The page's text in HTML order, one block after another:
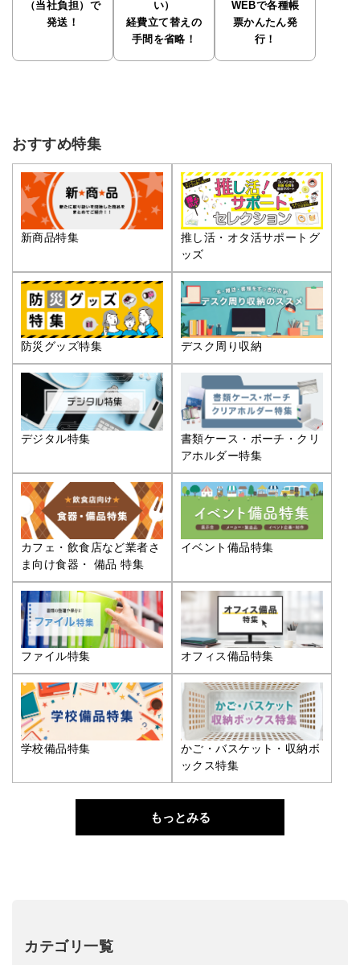
（当社負担）で
発送！
い）
経費立て替えの
手間を省略！
WEBで各種帳
票かんたん発
行！
おすすめ特集
新商品特集
推し活・オタ活サポートグ
ッズ
防災グッズ特集 デスク周り収納
デジタル特集
書類ケース・ポーチ・クリ
アホルダー特集
カフェ・飲食店など業者さ
ま向け食器・ 備品 特集
イベント備品特集
ファイル特集 オフィス備品特集
学校備品特集
かご・バスケット・収納ボ
ックス特集
もっとみる
カテゴリ一覧